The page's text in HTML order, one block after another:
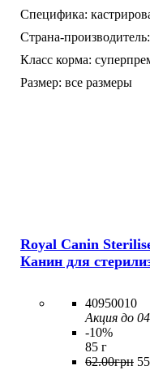
Специфика:
Страна-производитель:
Класс корма:
Размер: все размеры
Royal Canin
Канин для
40950010
Акция до
-10%
85 г
62.00грн 55